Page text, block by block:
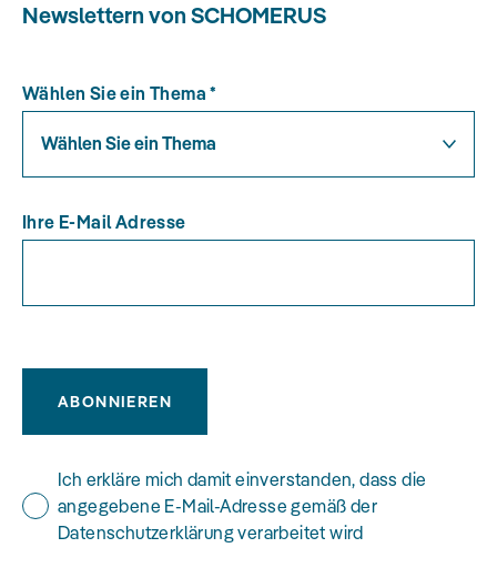
Newslettern von SCHOMERUS
Wählen Sie ein Thema *
Wählen Sie ein Thema
Ihre E-Mail Adresse
ABONNIEREN
Ich erkläre mich damit einverstanden, dass die
angegebene E-Mail-Adresse gemäß der
Datenschutzerklärung verarbeitet wird